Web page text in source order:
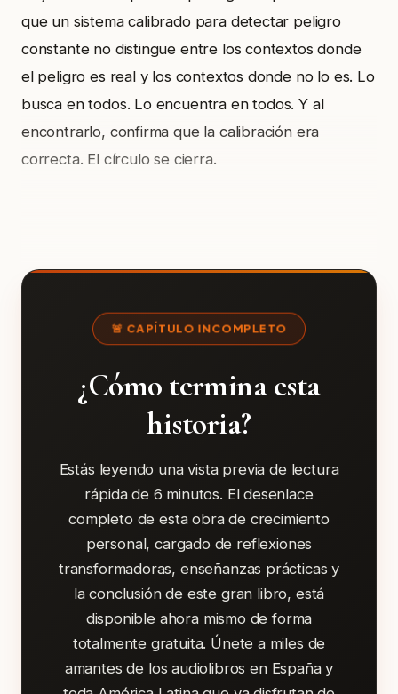
que un sistema calibrado para detectar peligro
constante no distingue entre los contextos donde
el peligro es real y los contextos donde no lo es. Lo
busca en todos. Lo encuentra en todos. Y al
encontrarlo, confirma que la calibración era
correcta. El círculo se cierra.
🚨 CAPÍTULO INCOMPLETO
¿Cómo termina esta
historia?
Estás leyendo una vista previa de lectura
rápida de 6 minutos. El desenlace
completo de esta obra de crecimiento
personal, cargado de reflexiones
transformadoras, enseñanzas prácticas y
la conclusión de este gran libro, está
disponible ahora mismo de forma
totalmente gratuita. Únete a miles de
amantes de los audiolibros en España y